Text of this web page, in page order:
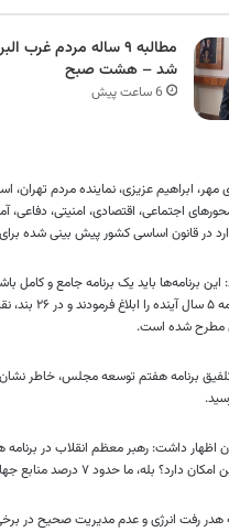
مطالبه ۹ ساله مردم غرب
شد – هشت صبح
6 ساعت پیش
مهر، ابراهیم عزیزی، نماینده مردم تهران،
اساسی کشور پیش بینی شده برای هر ۵ سالی یک برنامه داشته
این برنامه‌ها باید یک برنامه جامع و
معظم
مطرح شده است.
برنامه هفتم توسعه مجلس، خاطر نشان
را دارا هستیم و از ظرفیت بسیار بالایی در حوزه‌های نفت، گاز و انرژی‌های سوختی برخورداریم.
هدر رفت انرژی و عدم مدیریت صحیح در